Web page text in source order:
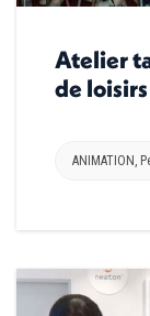
Atelier
de
ANIMATION ,